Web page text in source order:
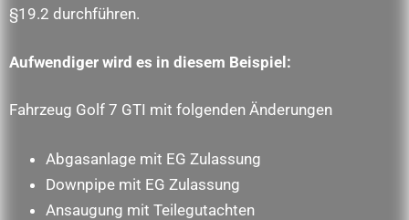
§19.2 durchführen.
Aufwendiger wird es in diesem Beispiel:
Fahrzeug Golf 7 GTI mit folgenden Änderungen
Abgasanlage mit EG Zulassung
Downpipe mit EG Zulassung
Ansaugung mit Teilegutachten